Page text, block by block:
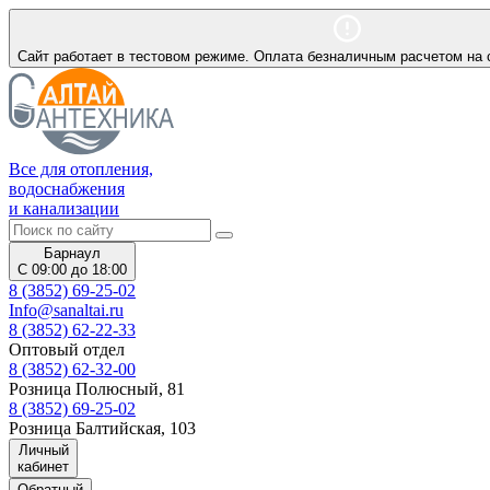
Сайт работает в тестовом режиме. Оплата безналичным расчетом на
Все для отопления,
водоснабжения
и канализации
Барнаул
С 09:00 до 18:00
8 (3852) 69-25-02
Info@sanaltai.ru
8 (3852) 62-22-33
Оптовый отдел
8 (3852) 62-32-00
Розница Полюсный, 81
8 (3852) 69-25-02
Розница Балтийская, 103
Личный
кабинет